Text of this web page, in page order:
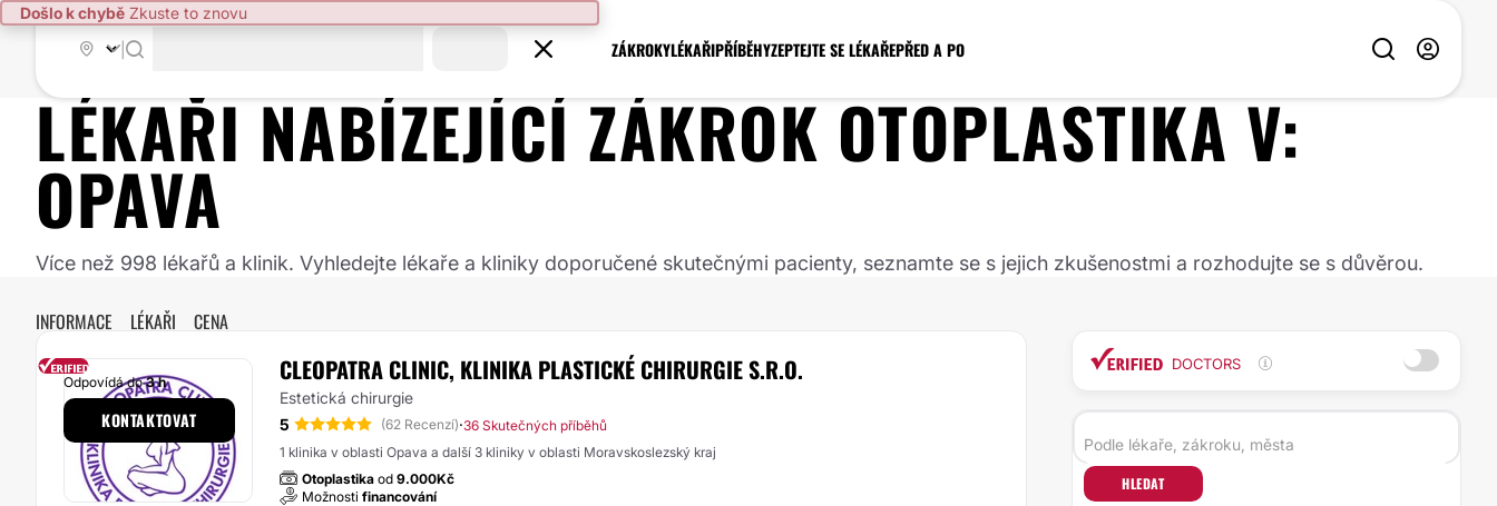
Došlo k chybě Zkuste to znovu
ZÁKROKYLÉKAŘIPŘÍBĚHYZEPTEJTE SE LÉKAŘEPŘED A PO
LÉKAŘI NABÍZEJÍCÍ ZÁKROKOTOPLASTIKAV:
OPAVA
Více než 998 lékařů a klinik. Vyhledejte lékaře a kliniky doporučené skutečnými pacienty, seznamte se s jejich zkušenostmi a rozhodujte se s důvěrou.
INFORMACE LÉKAŘI CENA
CLEOPATRA CLINIC, KLINIKA PLASTICKÉ CHIRURGIE S.R.O.
Estetická chirurgie
5
(62 Recenzí)·36 Skutečných příběhů
1 klinika v oblasti Opava a další 3 kliniky v oblasti Moravskoslezský kraj
Otoplastika od 9.000Kč
Možnosti financování
Odpovídá do3 h
KONTAKTOVAT
DOCTORS
HLEDAT